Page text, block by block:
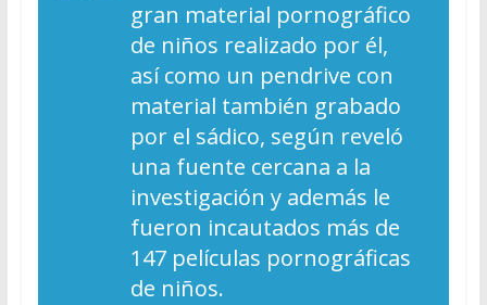
gran material pornográfico
de niños realizado por él,
así como un pendrive con
material también grabado
por el sádico, según reveló
una fuente cercana a la
investigación y además le
fueron incautados más de
147 películas pornográficas
de niños.